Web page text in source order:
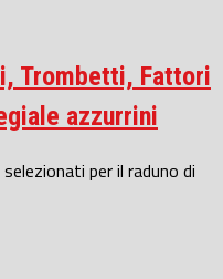
Trombetti, Fattori
azzurrini
per il raduno di